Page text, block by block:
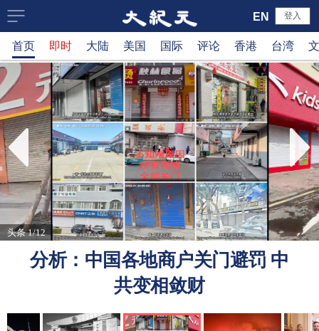
大
纪
元
新
闻
网
登入
EN
首页 即时 大陆 美国 国际 评论 香港 台湾
头条 1/12
分析：中国各地商户关门避罚 中
共变相敛财